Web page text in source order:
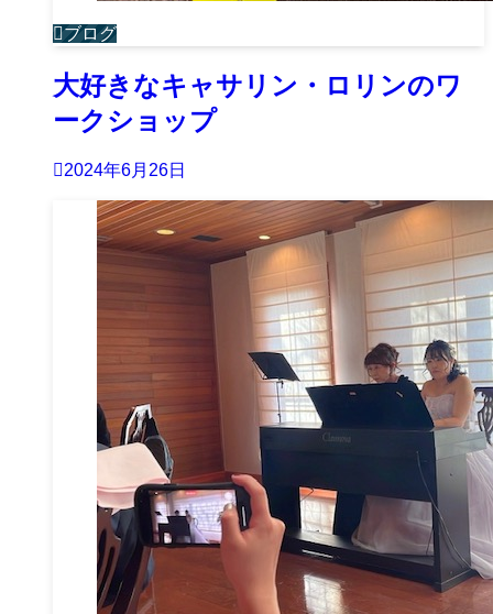
ブログ
大好きなキャサリン・ロリンのワ
ークショップ
2024年6月26日